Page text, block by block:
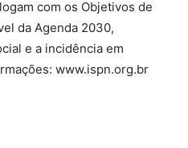
com os Objetivos de
da Agenda 2030,
e a incidência em
www.ispn.org.br